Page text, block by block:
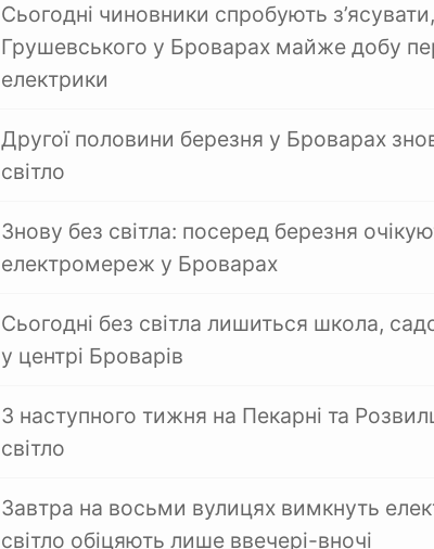
Сьогодні чиновники спробують
Грушевського у Броварах майже добу
електрики
Другої половини березня у Броварах
світло
Знову без світла: посеред березня
електромереж у Броварах
Сьогодні без світла лишиться школа,
у центрі Броварів
З наступного тижня на Пекарні та
світло
Завтра на восьми вулицях вимкнуть
світло обіцяють лише ввечері-вночі